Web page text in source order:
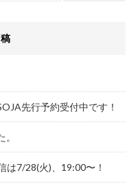
先行予約受付中です！
は7/28(火)、19:00〜！